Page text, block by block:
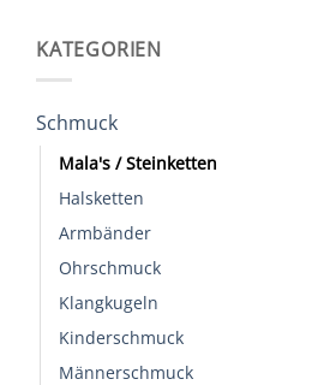
KATEGORIEN
Schmuck
Mala's / Steinketten
Halsketten
Armbänder
Ohrschmuck
Klangkugeln
Kinderschmuck
Männerschmuck